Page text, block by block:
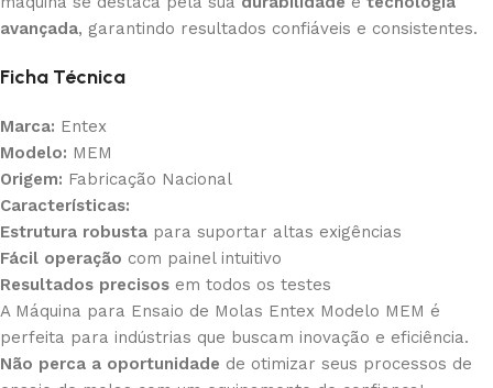
avançada, garantindo resultados confiáveis e consistentes.
Ficha Técnica
Marca: Entex
Modelo: MEM
Origem: Fabricação Nacional
Características:
Estrutura robusta para suportar altas exigências
Fácil operação com painel intuitivo
Resultados precisos em todos os testes
A Máquina para Ensaio de Molas Entex Modelo MEM é
perfeita para indústrias que buscam inovação e eficiência.
Não perca a oportunidade de otimizar seus processos de